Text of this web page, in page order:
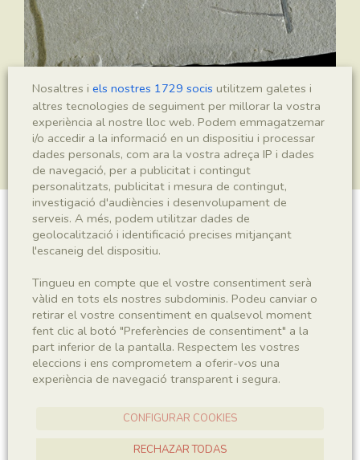
Plantae indet.
Sigla
MNHN 17473a
Taxonomia
Nosaltres i els nostres 1729 socis utilitzem galetes i
altres tecnologies de seguiment per millorar la vostra
experiència al nostre lloc web. Podem emmagatzemar
i/o accedir a la informació en un dispositiu i processar
dades personals, com ara la vostra adreça IP i dades
de navegació, per a publicitat i contingut
personalitzats, publicitat i mesura de contingut,
investigació d'audiències i desenvolupament de
serveis. A més, podem utilitzar dades de
geolocalització i identificació precises mitjançant
l'escaneig del dispositiu.
Tingueu en compte que el vostre consentiment serà
vàlid en tots els nostres subdominis. Podeu canviar o
retirar el vostre consentiment en qualsevol moment
fent clic al botó "Preferències de consentiment" a la
part inferior de la pantalla. Respectem les vostres
eleccions i ens comprometem a oferir-vos una
experiència de navegació transparent i segura.
CONFIGURAR COOKIES
RECHAZAR TODAS